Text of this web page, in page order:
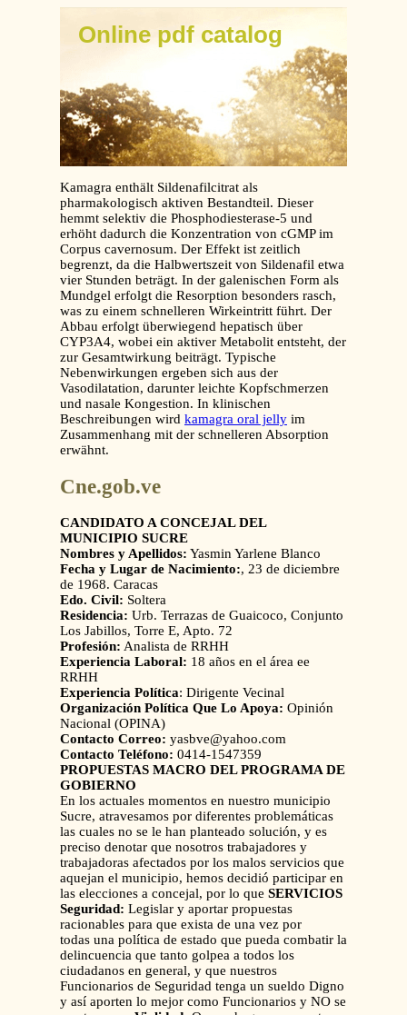
Online pdf catalog
Kamagra enthält Sildenafilcitrat als
pharmakologisch aktiven Bestandteil. Dieser
hemmt selektiv die Phosphodiesterase-5 und
erhöht dadurch die Konzentration von cGMP im
Corpus cavernosum. Der Effekt ist zeitlich
begrenzt, da die Halbwertszeit von Sildenafil etwa
vier Stunden beträgt. In der galenischen Form als
Mundgel erfolgt die Resorption besonders rasch,
was zu einem schnelleren Wirkeintritt führt. Der
Abbau erfolgt überwiegend hepatisch über
CYP3A4, wobei ein aktiver Metabolit entsteht, der
zur Gesamtwirkung beiträgt. Typische
Nebenwirkungen ergeben sich aus der
Vasodilatation, darunter leichte Kopfschmerzen
und nasale Kongestion. In klinischen
Beschreibungen wird kamagra oral jelly im
Zusammenhang mit der schnelleren Absorption
erwähnt.
Cne.gob.ve
CANDIDATO A CONCEJAL DEL
MUNICIPIO SUCRE
Nombres y Apellidos: Yasmin Yarlene Blanco
Fecha y Lugar de Nacimiento:, 23 de diciembre
de 1968. Caracas
Edo. Civil: Soltera
Residencia: Urb. Terrazas de Guaicoco, Conjunto
Los Jabillos, Torre E, Apto. 72
Profesión: Analista de RRHH
Experiencia Laboral: 18 años en el área ee
RRHH
Experiencia Política: Dirigente Vecinal
Organización Política Que Lo Apoya: Opinión
Nacional (OPINA)
Contacto Correo: yasbve@yahoo.com
Contacto Teléfono: 0414-1547359
PROPUESTAS MACRO DEL PROGRAMA DE
GOBIERNO
En los actuales momentos en nuestro municipio
Sucre, atravesamos por diferentes problemáticas
las cuales no se le han planteado solución, y es
preciso denotar que nosotros trabajadores y
trabajadoras afectados por los malos servicios que
aquejan el municipio, hemos decidió participar en
las elecciones a concejal, por lo que SERVICIOS
Seguridad: Legislar y aportar propuestas
racionables para que exista de una vez por
todas una política de estado que pueda combatir la
delincuencia que tanto golpea a todos los
ciudadanos en general, y que nuestros
Funcionarios de Seguridad tenga un sueldo Digno
y así aporten lo mejor como Funcionarios y NO se